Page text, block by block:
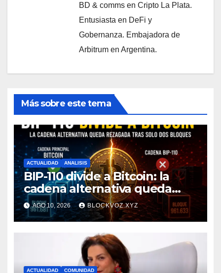
BD & comms en Cripto La Plata.
Entusiasta en DeFi y
Gobernanza. Embajadora de
Arbitrum en Argentina.
Más sobre este tema
ACTUALIDAD ANALISIS
BIP-110 divide a Bitcoin: la
cadena alternativa queda
rezagada tras minar solo dos
bloques
AGO 10, 2026 BLOCKVOZ.XYZ
ACTUALIDAD COMUNIDAD